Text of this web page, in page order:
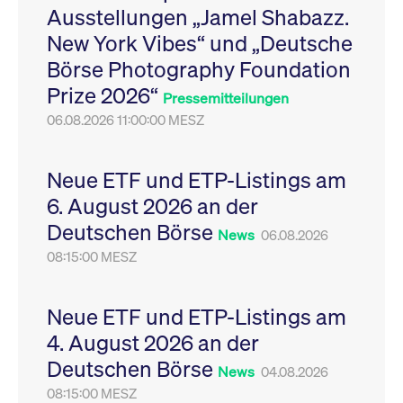
Ausstellungen „Jamel Shabazz.
New York Vibes“ und „Deutsche
Börse Photography Foundation
Prize 2026“ Pressemitteilungen
06.08.2026 11:00:00 MESZ
Neue ETF und ETP-Listings am
6. August 2026 an der
Deutschen Börse News 06.08.2026
08:15:00 MESZ
Neue ETF und ETP-Listings am
4. August 2026 an der
Deutschen Börse News 04.08.2026
08:15:00 MESZ
Leistung der Website
zu messen. Es handelt
sich um ein Muster-
Cookie, bei dem auf
das Präfix _pk_ses
eine kurze Reihe von
VISITOR_PRIVACY_METADATA
YouTube
.youtube.com
6
Monate
Dieses Cookie dient
Speicherung der
Einwilligungs- und
des Nutzers für ihre
Interaktion mit der
Sitzungen geehrt